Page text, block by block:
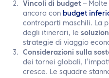
Vincoli di budget –
ancora con budget
controparti maschili. La
degli itinerari, le
strategie di viaggio
Considerazioni sulla
dei tornei globali,
cresce. Le squadre